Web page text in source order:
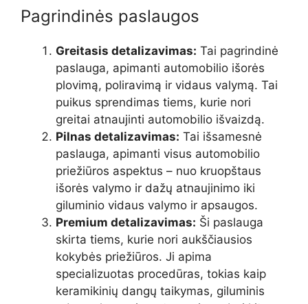
Pagrindinės paslaugos
Greitasis detalizavimas: Tai pagrindinė
paslauga, apimanti automobilio išorės
plovimą, poliravimą ir vidaus valymą. Tai
puikus sprendimas tiems, kurie nori
greitai atnaujinti automobilio išvaizdą.
Pilnas detalizavimas: Tai išsamesnė
paslauga, apimanti visus automobilio
priežiūros aspektus – nuo kruopštaus
išorės valymo ir dažų atnaujinimo iki
giluminio vidaus valymo ir apsaugos.
Premium detalizavimas: Ši paslauga
skirta tiems, kurie nori aukščiausios
kokybės priežiūros. Ji apima
specializuotas procedūras, tokias kaip
keramikinių dangų taikymas, giluminis